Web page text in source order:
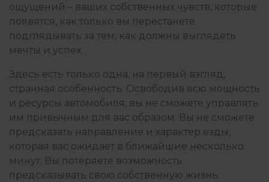
ощущений – ваших собственных чувств, которые
появятся, как только вы перестанете
подглядывать за тем, как должны выглядеть
мечты и успех.
Здесь есть только одна, на первый взгляд,
странная особенность. Освободив всю мощность
и ресурсы автомобиля, вы не сможете управлять
им привычным для вас образом. Вы не сможете
предсказать направление и характер езды,
которая вас ожидает в ближайшие несколько
минут. Вы потеряете возможность
предсказывать свою собственную жизнь.